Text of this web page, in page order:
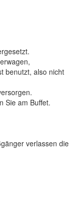
benutzt, also nicht
Sie am Buffet.